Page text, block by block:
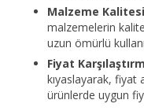
Malzeme Kalitesi
malzemelerin
uzun ömürlü
Fiyat
kıyaslayarak, fiyat
ürünlerde uygun